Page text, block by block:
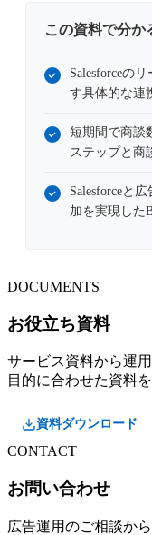
この資料で分か
Salesforceの
す具体的な連
短期間で商談
ステップと商
Salesforceと
加を実現した
DOCUMENTS
お役立ち資料
サービス資料から運
目的に合わせた資料
資料ダウンロード
CONTACT
お問い合わせ
広告運用のご相談か